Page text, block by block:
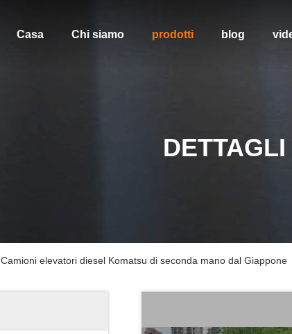
Casa Chi siamo prodotti blog
Camioni elevatori diesel Komatsu di seconda mano dal Giappone